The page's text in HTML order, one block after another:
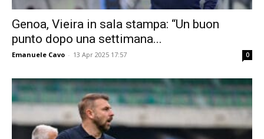
Genoa, Vieira in sala stampa: “Un buon
punto dopo una settimana...
Emanuele Cavo - 13 Apr 2025 17:57 0